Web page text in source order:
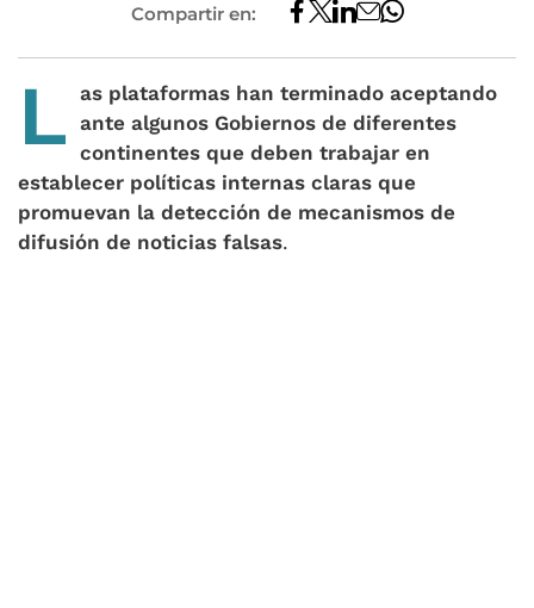
Compartir en:
L as plataformas han terminado aceptando
ante algunos Gobiernos de diferentes
continentes que deben trabajar en
establecer políticas internas claras que
promuevan la detección de mecanismos de
difusión de noticias falsas.